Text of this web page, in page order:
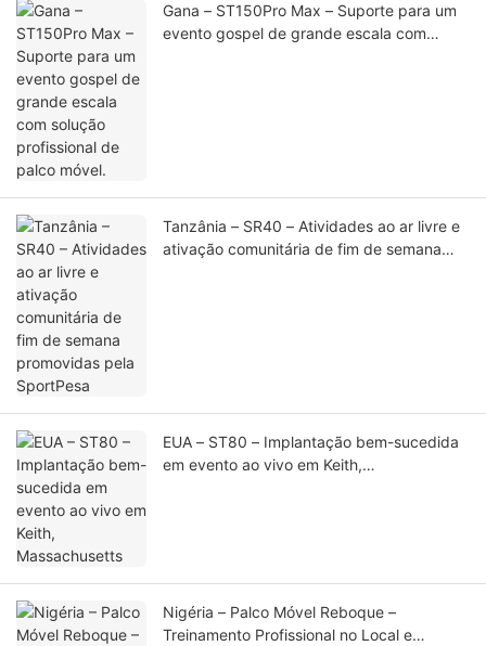
Gana – ST150Pro Max – Suporte para um
evento gospel de grande escala com
Tanzânia – SR40 – Atividades ao ar livre e
ativação comunitária de fim de semana
EUA – ST80 – Implantação bem-sucedida
em evento ao vivo em Keith,
Nigéria – Palco Móvel Reboque –
Treinamento Profissional no Local e